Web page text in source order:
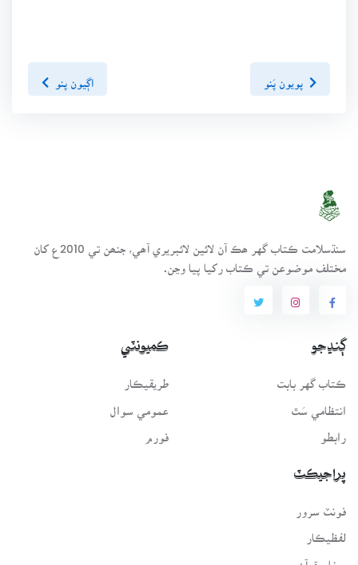
پويون پَنو اڳيون پنو
سنڌسلامت ڪتاب گهر ھڪ آن لائين لائبريري آھي، جنھن تي 2010ع کان
مختلف موضوعن تي ڪتاب رکيا پيا وڃن.
ڳنڍجو
ڪتاب گهر بابت
انتظامي سَٿ
رابطو
ڪميونٽي
طريقيڪار
عمومي سوال
فورم
پراجيڪٽ
لفظيڪار
پيغامِ قرآن